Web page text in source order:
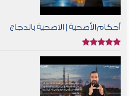
أحكام الأضحية | الاضحية بالدجاج